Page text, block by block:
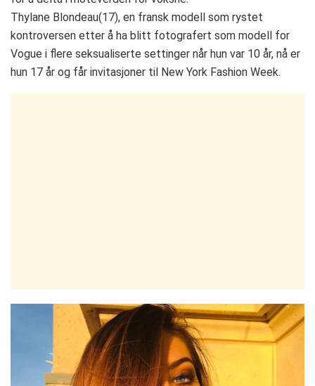
Thylane Blondeau(17), en fransk modell som rystet
kontroversen etter å ha blitt fotografert som modell for
Vogue i flere seksualiserte settinger når hun var 10 år, nå er
hun 17 år og får invitasjoner til New York Fashion Week.